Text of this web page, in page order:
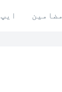
ایپ مضامین